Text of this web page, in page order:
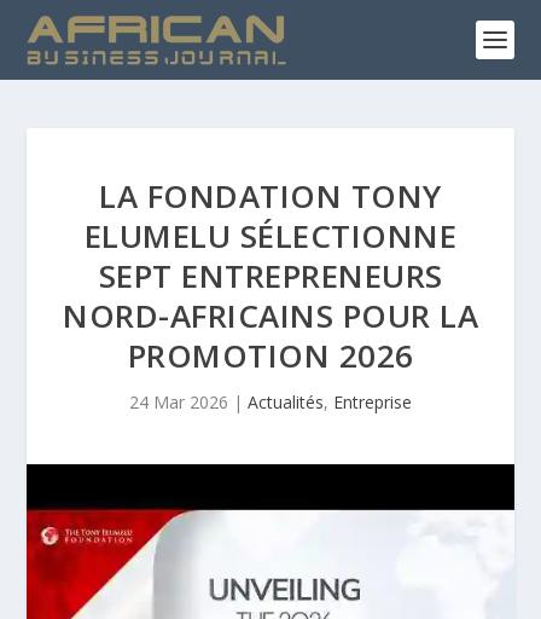
LA FONDATION TONY
ELUMELU SÉLECTIONNE
SEPT ENTREPRENEURS
NORD-AFRICAINS POUR LA
PROMOTION 2026
24 Mar 2026 | Actualités, Entreprise